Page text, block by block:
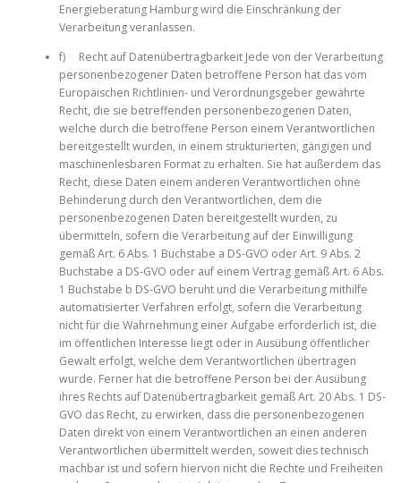
Energieberatung Hamburg wird die Einschränkung der
Verarbeitung veranlassen.
f) Recht auf Datenübertragbarkeit Jede von der Verarbeitung
personenbezogener Daten betroffene Person hat das vom
Europäischen Richtlinien- und Verordnungsgeber gewährte
Recht, die sie betreffenden personenbezogenen Daten,
welche durch die betroffene Person einem Verantwortlichen
bereitgestellt wurden, in einem strukturierten, gängigen und
maschinenlesbaren Format zu erhalten. Sie hat außerdem das
Recht, diese Daten einem anderen Verantwortlichen ohne
Behinderung durch den Verantwortlichen, dem die
personenbezogenen Daten bereitgestellt wurden, zu
übermitteln, sofern die Verarbeitung auf der Einwilligung
gemäß Art. 6 Abs. 1 Buchstabe a DS-GVO oder Art. 9 Abs. 2
Buchstabe a DS-GVO oder auf einem Vertrag gemäß Art. 6 Abs.
1 Buchstabe b DS-GVO beruht und die Verarbeitung mithilfe
automatisierter Verfahren erfolgt, sofern die Verarbeitung
nicht für die Wahrnehmung einer Aufgabe erforderlich ist, die
im öffentlichen Interesse liegt oder in Ausübung öffentlicher
Gewalt erfolgt, welche dem Verantwortlichen übertragen
wurde. Ferner hat die betroffene Person bei der Ausübung
ihres Rechts auf Datenübertragbarkeit gemäß Art. 20 Abs. 1 DS-
GVO das Recht, zu erwirken, dass die personenbezogenen
Daten direkt von einem Verantwortlichen an einen anderen
Verantwortlichen übermittelt werden, soweit dies technisch
machbar ist und sofern hiervon nicht die Rechte und Freiheiten